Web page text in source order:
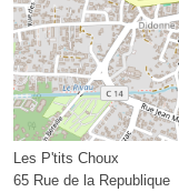
Les P'tits Choux
65 Rue de la Republique